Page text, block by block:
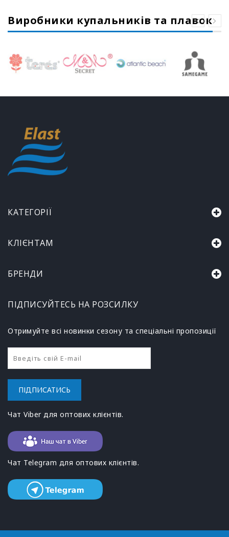
Виробники купальників та плавок
КАТЕГОРІЇ
КЛІЄНТАМ
БРЕНДИ
ПІДПИСУЙТЕСЬ НА РОЗСИЛКУ
Отримуйте всі новинки сезону та спеціальні пропозиції
ПІДПИСАТИСЬ
Чат Viber для оптових клієнтів.
Чат Telegram для оптових клієнтів.